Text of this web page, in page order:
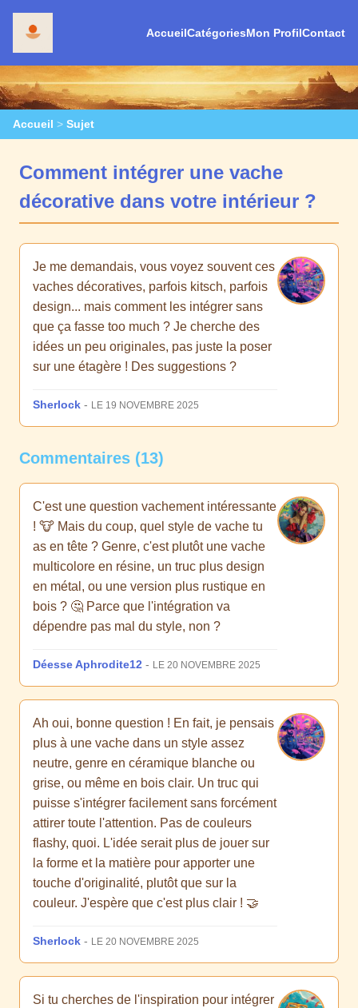
AccueilCatégoriesMon ProfilContact
Accueil > Sujet
Comment intégrer une vache
décorative dans votre intérieur ?
Je me demandais, vous voyez souvent ces
vaches décoratives, parfois kitsch, parfois
design... mais comment les intégrer sans
que ça fasse too much ? Je cherche des
idées un peu originales, pas juste la poser
sur une étagère ! Des suggestions ?
Sherlock - LE 19 NOVEMBRE 2025
Commentaires (13)
C'est une question vachement intéressante
! 🐮 Mais du coup, quel style de vache tu
as en tête ? Genre, c'est plutôt une vache
multicolore en résine, un truc plus design
en métal, ou une version plus rustique en
bois ? 🤔 Parce que l'intégration va
dépendre pas mal du style, non ?
Déesse Aphrodite12 - LE 20 NOVEMBRE 2025
Ah oui, bonne question ! En fait, je pensais
plus à une vache dans un style assez
neutre, genre en céramique blanche ou
grise, ou même en bois clair. Un truc qui
puisse s'intégrer facilement sans forcément
attirer toute l'attention. Pas de couleurs
flashy, quoi. L'idée serait plus de jouer sur
la forme et la matière pour apporter une
touche d'originalité, plutôt que sur la
couleur. J'espère que c'est plus clair ! 🤝
Sherlock - LE 20 NOVEMBRE 2025
Si tu cherches de l'inspiration pour intégrer